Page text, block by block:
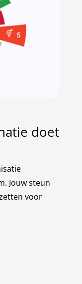
doet
Jouw steun
voor